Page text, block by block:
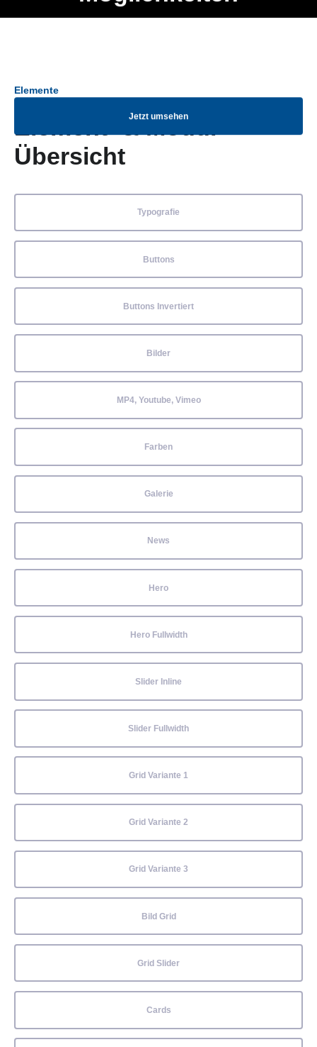
Jetzt umsehen
Elemente
Element- & Modul-
Übersicht
Typografie
Buttons
Buttons Invertiert
Bilder
MP4, Youtube, Vimeo
Farben
Galerie
News
Hero
Hero Fullwidth
Slider Inline
Slider Fullwidth
Grid Variante 1
Grid Variante 2
Grid Variante 3
Bild Grid
Grid Slider
Cards